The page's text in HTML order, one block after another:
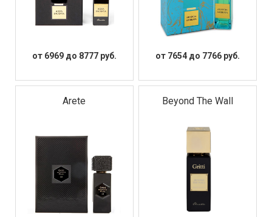
от 6969 до 8777 руб. от 7654 до 7766 руб.
Arete Beyond The Wall